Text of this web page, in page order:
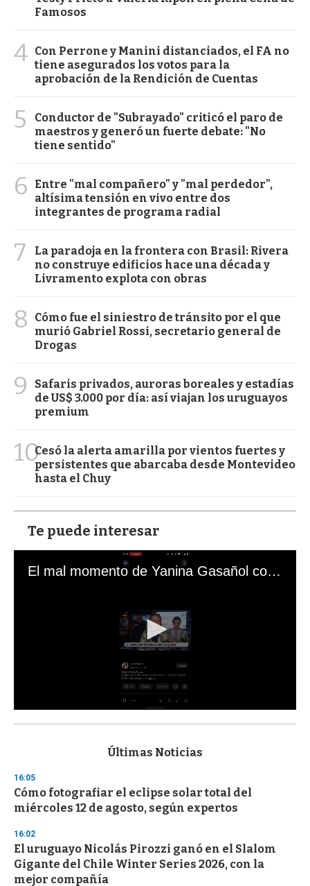
Famosos
4 Con Perrone y Manini distanciados, el FA no
tiene asegurados los votos para la
aprobación de la Rendición de Cuentas
5
Conductor de "Subrayado" criticó el paro de
maestros y generó un fuerte debate: "No
tiene sentido"
6
Entre "mal compañero" y "mal perdedor",
altísima tensión en vivo entre dos
integrantes de programa radial
7
La paradoja en la frontera con Brasil: Rivera
no construye edificios hace una década y
Livramento explota con obras
8
Cómo fue el siniestro de tránsito por el que
murió Gabriel Rossi, secretario general de
Drogas
9
Safaris privados, auroras boreales y estadías
de US$ 3.000 por día: así viajan los uruguayos
premium
10Cesó la alerta amarilla por vientos fuertes y
persistentes que abarcaba desde Montevideo
hasta el Chuy
Te puede interesar
El mal momento de Yanina Gasañol con un hincha argentino en "Subrayado"
s
d
s
o
f
3
s
e
c
o
Últimas Noticias
16:05
Cómo fotografiar el eclipse solar total del
miércoles 12 de agosto, según expertos
16:02
El uruguayo Nicolás Pirozzi ganó en el Slalom
Gigante del Chile Winter Series 2026, con la
mejor compañía